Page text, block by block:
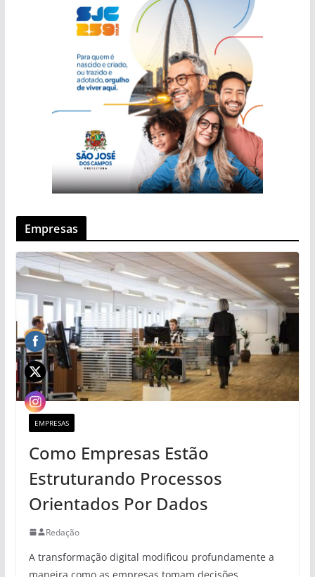
Empresas
EMPRESAS
Como Empresas Estão
Estruturando Processos
Orientados Por Dados
Redação
A transformação digital modificou profundamente a